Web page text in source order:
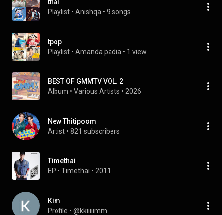
thai
Playlist • Anishqa • 9 songs
tpop
Playlist • Amanda padia • 1 view
BEST OF GMMTV VOL. 2
Album • Various Artists • 2026
New Thitipoom
Artist • 821 subscribers
Timethai
EP • Timethai • 2011
Kim
Profile • @kkiiiiimm